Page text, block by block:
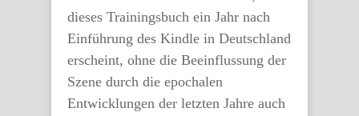
dieses Trainingsbuch ein Jahr nach
Einführung des Kindle in Deutschland
erscheint, ohne die Beeinflussung der
Szene durch die epochalen
Entwicklungen der letzten Jahre auch